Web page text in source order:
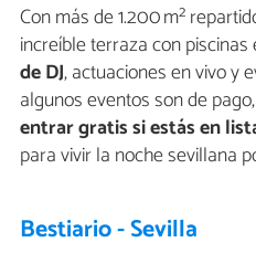
Con más de 1.200 m²
increíble terraza con
de DJ, actuaciones en vivo y
algunos eventos son de
entrar gratis si estás en
para vivir la noche sevillana
Bestiario - Sevilla